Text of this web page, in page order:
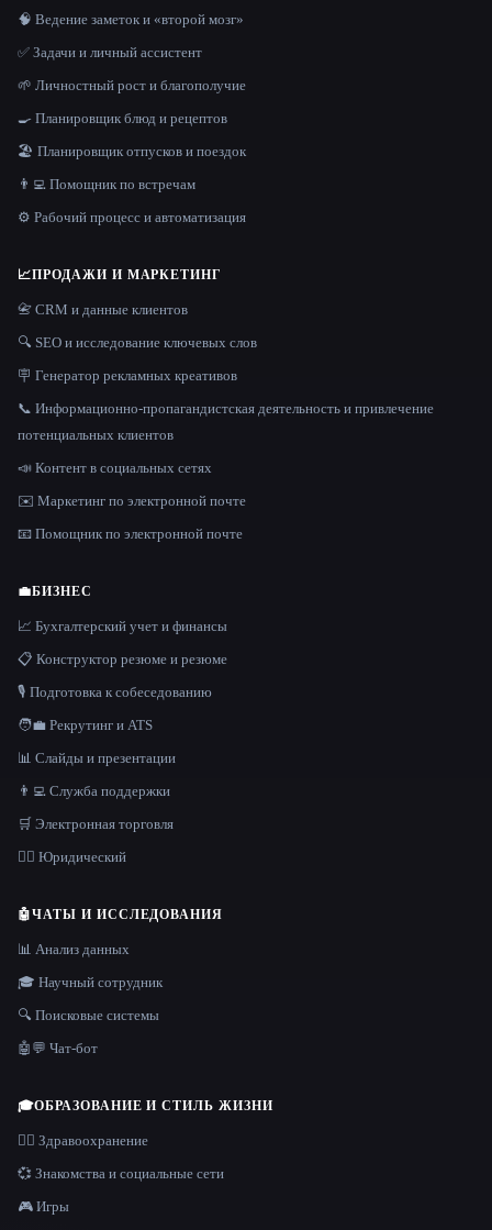
🧠 Ведение заметок и «второй мозг»
✅ Задачи и личный ассистент
🌱 Личностный рост и благополучие
🍳 Планировщик блюд и рецептов
🏖 Планировщик отпусков и поездок
👨‍💻 Помощник по встречам
⚙️ Рабочий процесс и автоматизация
📈ПРОДАЖИ И МАРКЕТИНГ
📇 CRM и данные клиентов
🔍 SEO и исследование ключевых слов
🪧 Генератор рекламных креативов
📞 Информационно-пропагандистская деятельность и привлечение
потенциальных клиентов
📣 Контент в социальных сетях
✉️ Маркетинг по электронной почте
📧 Помощник по электронной почте
💼БИЗНЕС
📈 Бухгалтерский учет и финансы
📋 Конструктор резюме и резюме
🎙️ Подготовка к собеседованию
🧑‍💼 Рекрутинг и ATS
📊 Слайды и презентации
👨‍💻 Служба поддержки
🛒 Электронная торговля
👩‍⚖️ Юридический
🤖ЧАТЫ И ИССЛЕДОВАНИЯ
📊 Анализ данных
🎓 Научный сотрудник
🔍 Поисковые системы
🤖💬 Чат-бот
🎓ОБРАЗОВАНИЕ И СТИЛЬ ЖИЗНИ
👩‍⚕️ Здравоохранение
💞 Знакомства и социальные сети
🎮 Игры